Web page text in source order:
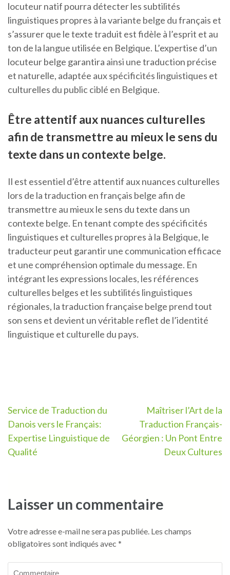
locuteur natif pourra détecter les subtilités
linguistiques propres à la variante belge du français et
s’assurer que le texte traduit est fidèle à l’esprit et au
ton de la langue utilisée en Belgique. L’expertise d’un
locuteur belge garantira ainsi une traduction précise
et naturelle, adaptée aux spécificités linguistiques et
culturelles du public ciblé en Belgique.
Être attentif aux nuances culturelles
afin de transmettre au mieux le sens du
texte dans un contexte belge.
Il est essentiel d’être attentif aux nuances culturelles
lors de la traduction en français belge afin de
transmettre au mieux le sens du texte dans un
contexte belge. En tenant compte des spécificités
linguistiques et culturelles propres à la Belgique, le
traducteur peut garantir une communication efficace
et une compréhension optimale du message. En
intégrant les expressions locales, les références
culturelles belges et les subtilités linguistiques
régionales, la traduction française belge prend tout
son sens et devient un véritable reflet de l’identité
linguistique et culturelle du pays.
Navigation
de
l’article
Service de Traduction du
Danois vers le Français:
Expertise Linguistique de
Qualité
Maîtriser l’Art de la
Traduction Français-
Géorgien : Un Pont Entre
Deux Cultures
Laisser un commentaire
Votre adresse e-mail ne sera pas publiée. Les champs
obligatoires sont indiqués avec *